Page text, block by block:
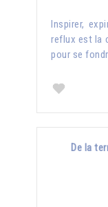
Inspirer,
reflux est la
pour se
De la